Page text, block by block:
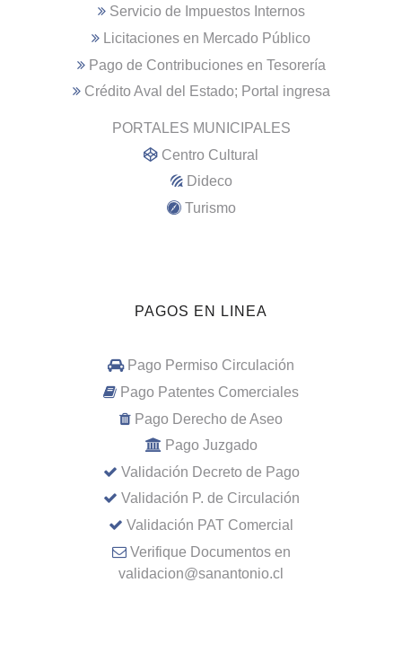
Servicio de Impuestos Internos
Licitaciones en Mercado Público
Pago de Contribuciones en Tesorería
Crédito Aval del Estado; Portal ingresa
PORTALES MUNICIPALES
Centro Cultural
Dideco
Turismo
PAGOS EN LINEA
Pago Permiso Circulación
Pago Patentes Comerciales
Pago Derecho de Aseo
Pago Juzgado
Validación Decreto de Pago
Validación P. de Circulación
Validación PAT Comercial
Verifique Documentos en
validacion@sanantonio.cl